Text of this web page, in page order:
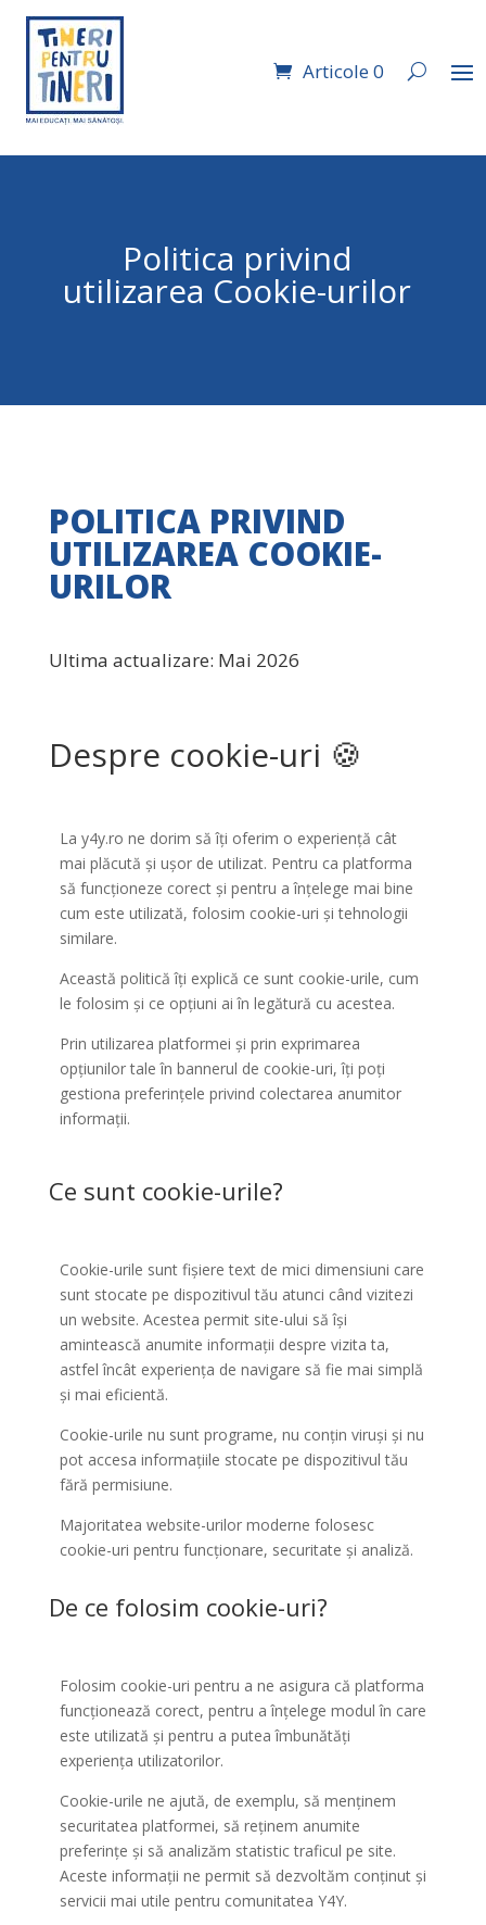
Articole 0
Politica privind
utilizarea Cookie-urilor
POLITICA PRIVIND
UTILIZAREA COOKIE-
URILOR
Ultima actualizare: Mai 2026
Despre cookie-uri 🍪
La y4y.ro ne dorim să îți oferim o experiență cât
mai plăcută și ușor de utilizat. Pentru ca platforma
să funcționeze corect și pentru a înțelege mai bine
cum este utilizată, folosim cookie-uri și tehnologii
similare.
Această politică îți explică ce sunt cookie-urile, cum
le folosim și ce opțiuni ai în legătură cu acestea.
Prin utilizarea platformei și prin exprimarea
opțiunilor tale în bannerul de cookie-uri, îți poți
gestiona preferințele privind colectarea anumitor
informații.
Ce sunt cookie-urile?
Cookie-urile sunt fișiere text de mici dimensiuni care
sunt stocate pe dispozitivul tău atunci când vizitezi
un website. Acestea permit site-ului să își
amintească anumite informații despre vizita ta,
astfel încât experiența de navigare să fie mai simplă
și mai eficientă.
Cookie-urile nu sunt programe, nu conțin viruși și nu
pot accesa informațiile stocate pe dispozitivul tău
fără permisiune.
Majoritatea website-urilor moderne folosesc
cookie-uri pentru funcționare, securitate și analiză.
De ce folosim cookie-uri?
Folosim cookie-uri pentru a ne asigura că platforma
funcționează corect, pentru a înțelege modul în care
este utilizată și pentru a putea îmbunătăți
experiența utilizatorilor.
Cookie-urile ne ajută, de exemplu, să menținem
securitatea platformei, să reținem anumite
preferințe și să analizăm statistic traficul pe site.
Aceste informații ne permit să dezvoltăm conținut și
servicii mai utile pentru comunitatea Y4Y.